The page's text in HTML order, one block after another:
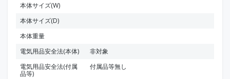
本体サイズ(W)
本体サイズ(D)
本体重量
電気用品安全法(本体)
非対象
電気用品安全法(付属
品等)
付属品等無し